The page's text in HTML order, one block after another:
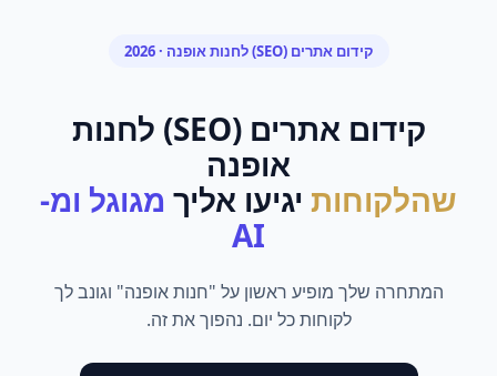
קידום אתרים (SEO) לחנות אופנה · 2026
קידום אתרים (SEO) לחנות
אופנה
שהלקוחות יגיעו אליך מגוגל ומ-
AI
המתחרה שלך מופיע ראשון על "חנות אופנה" וגונב לך
לקוחות כל יום. נהפוך את זה.